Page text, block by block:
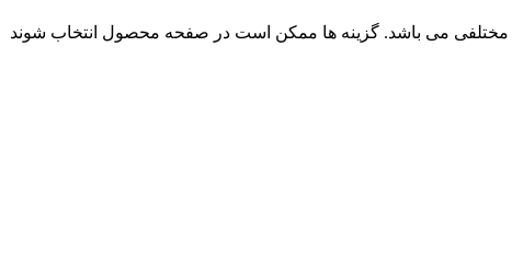
مختلفی می باشد. گزینه ها ممکن است در صفحه محصول انتخاب شوند